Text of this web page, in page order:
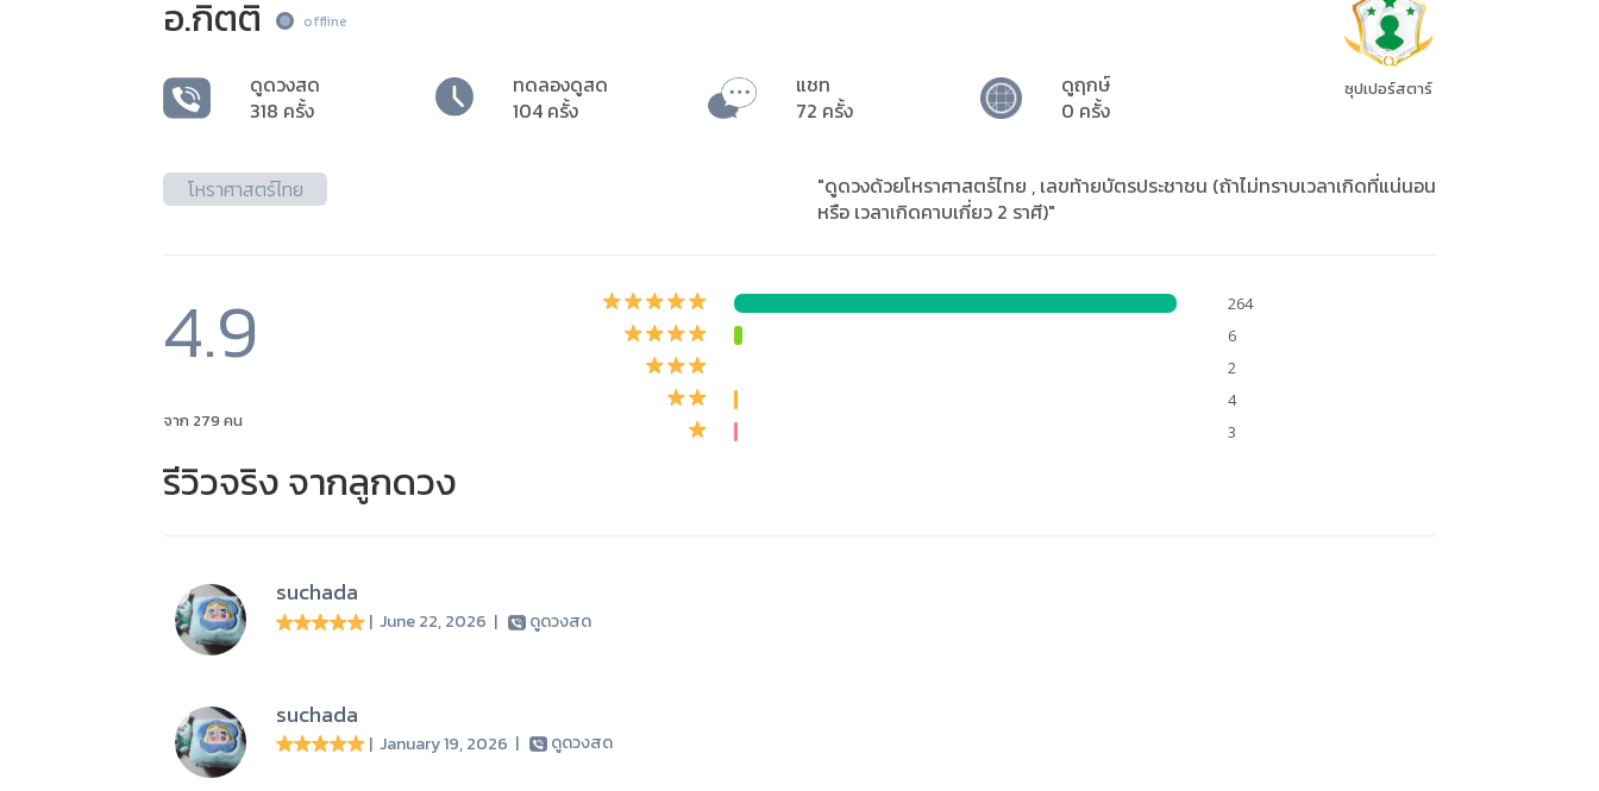
อ.กิตติ offline
ดูดวงสด
318 ครั้ง
ทดลองดูสด
104 ครั้ง
แชท
72 ครั้ง
ดูฤกษ์
0 ครั้ง
ซุปเปอร์สตาร์
โหราศาสตร์ไทย
"ดูดวงด้วยโหราศาสตร์ไทย , เลขท้ายบัตรประชาชน (ถ้าไม่ทราบเวลาเกิดที่แน่นอน
หรือ เวลาเกิดคาบเกี่ยว 2 ราศี)"
4.9
จาก 279 คน
264
6
2
4
3
รีวิวจริง จากลูกดวง
suchada
| June 22, 2026 | ดูดวงสด
suchada
| January 19, 2026 | ดูดวงสด